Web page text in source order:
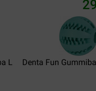
mee
L Denta Fun